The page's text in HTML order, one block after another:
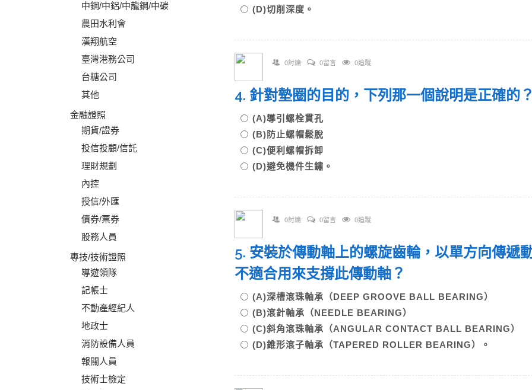
中鋼/中鋁/中龍鋼/中碳
農田水利會
漢翔航空
臺灣港務公司
台糖公司
其他
金融證照
期貨/證券
投信投顧/信託
理財規劃
內控
授信/外匯
債券/票券
股務人員
專技/技術證照
導遊領隊
記帳士
不動產經紀人
地政士
消防設備人員
報關人員
技術士檢定
(D)切削深度。
0討論 0留言 0追蹤
4. 針對墊圈的目的，下列那一個說明是正確的？
(A)導引螺栓貫孔
(B)防止螺帽鬆脫
(C)便利螺帽拆卸
(D)避免機件生鏽。
0討論 0留言 0追蹤
5. 安裝於傳動軸上的螺旋齒輪，以單方向傳遞
不適合用來支撐此傳動軸？
(A)深槽滾珠軸承（DEEP GROOVE BALL BEARING）
(B)滾針軸承（NEEDLE BEARING）
(C)斜角滾珠軸承（ANGULAR CONTACT BALL BEARING）
(D)錐形滾子軸承（TAPERED ROLLER BEARING）。